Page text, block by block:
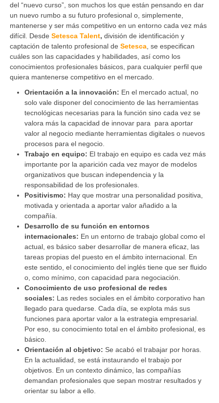
del “nuevo curso”, son muchos los que están pensando en dar
un nuevo rumbo a su futuro profesional o, simplemente,
mantenerse y ser más competitivo en un entorno cada vez más
difícil. Desde Setesca Talent, división de identificación y
captación de talento profesional de Setesca , se especifican
cuáles son las capacidades y habilidades, así como los
conocimientos profesionales básicos, para cualquier perfil que
quiera mantenerse competitivo en el mercado.
Orientación a la innovación: En el mercado actual, no
solo vale disponer del conocimiento de las herramientas
tecnológicas necesarias para la función sino cada vez se
valora más la capacidad de innovar para para aportar
valor al negocio mediante herramientas digitales o nuevos
procesos para el negocio.
Trabajo en equipo: El trabajo en equipo es cada vez más
importante por la aparición cada vez mayor de modelos
organizativos que buscan independencia y la
responsabilidad de los profesionales.
Positivismo: Hay que mostrar una personalidad positiva,
motivada y orientada a aportar valor añadido a la
compañía.
Desarrollo de su función en entornos
internacionales: En un entorno de trabajo global como el
actual, es básico saber desarrollar de manera eficaz, las
tareas propias del puesto en el ámbito internacional. En
este sentido, el conocimiento del inglés tiene que ser fluido
o, como mínimo, con capacidad para negociación.
Conocimiento de uso profesional de redes
sociales: Las redes sociales en el ámbito corporativo han
llegado para quedarse. Cada día, se explota más sus
funciones para aportar valor a la estrategia empresarial.
Por eso, su conocimiento total en el ámbito profesional, es
básico.
Orientación al objetivo: Se acabó el trabajar por horas.
En la actualidad, se está instaurando el trabajo por
objetivos. En un contexto dinámico, las compañías
demandan profesionales que sepan mostrar resultados y
orientar su labor a ello.